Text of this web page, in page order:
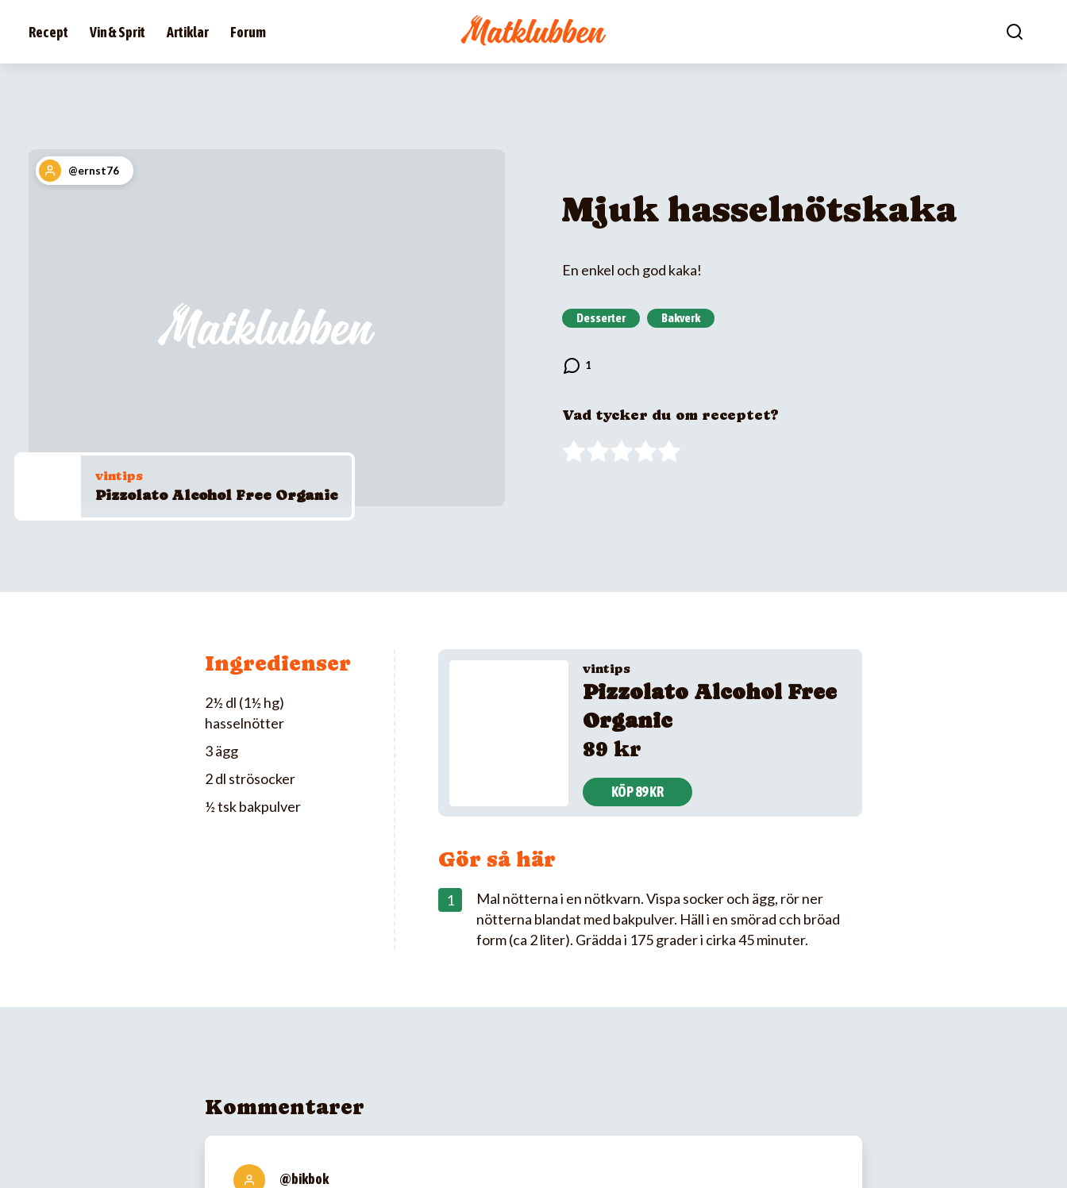
Recept Vin & Sprit Artiklar Forum
@ernst76
vintips
Pizzolato Alcohol Free Organic
Mjuk hasselnötskaka
En enkel och god kaka!
Desserter Bakverk
Vad tycker du om receptet?
Ingredienser
2½ dl (1½ hg)
hasselnötter
3 ägg
2 dl strösocker
½ tsk bakpulver
vintips
Pizzolato Alcohol Free
Organic
89 kr
KÖP 89 KR
Gör så här
Mal nötterna i en nötkvarn. Vispa socker och ägg, rör ner
nötterna blandat med bakpulver. Häll i en smörad cch bröad
form (ca 2 liter). Grädda i 175 grader i cirka 45 minuter.
Kommentarer
@bikbok